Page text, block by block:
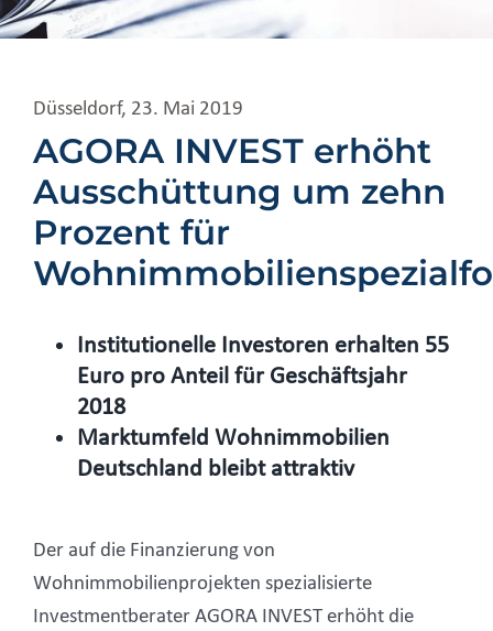
Düsseldorf, 23. Mai 2019
AGORA INVEST erhöht
Ausschüttung um zehn
Prozent für
Institutionelle Investoren erhalten 55
Euro pro Anteil für Geschäftsjahr
2018
Marktumfeld Wohnimmobilien
Deutschland bleibt attraktiv
Der auf die Finanzierung von
Wohnimmobilienprojekten spezialisierte
Investmentberater AGORA INVEST erhöht die